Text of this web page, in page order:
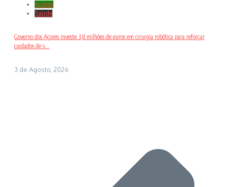
Açores
Saude
Governo dos Açores investe 3,8 milhões de euros em cirurgia robótica para reforçar
cuidados de s...
3 de Agosto, 2026